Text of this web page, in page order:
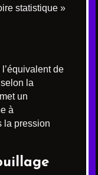
statistique »
de
la
un
à
la pression